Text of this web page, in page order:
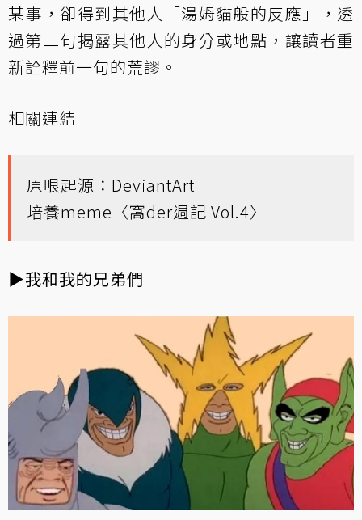
某事，卻得到其他人「湯姆貓般的反應」，透
過第二句揭露其他人的身分或地點，讓讀者重
新詮釋前一句的荒謬。
相關連結
原哏起源： DeviantArt
培養meme〈窩der週記 Vol.4〉
▶我和我的兄弟們